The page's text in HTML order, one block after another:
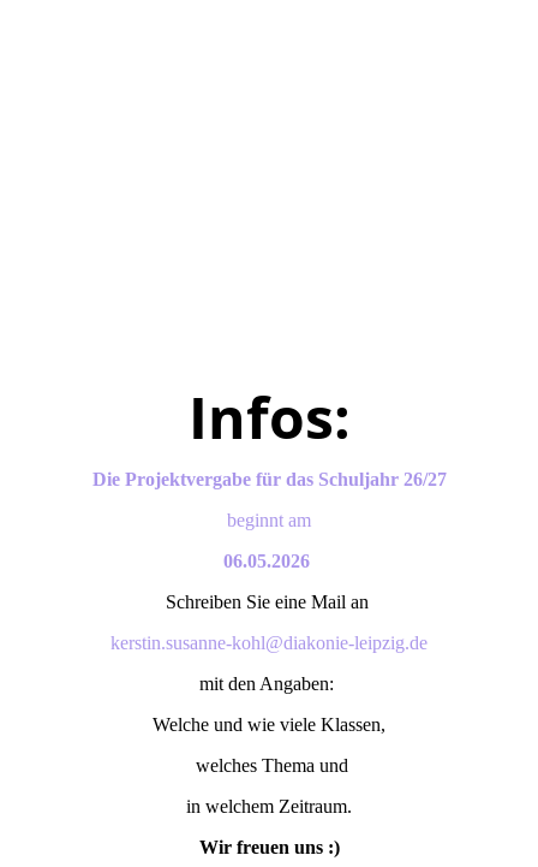
Infos:
Die Projektvergabe für das Schuljahr 26/27
beginnt am
06.05.2026
Schreiben Sie eine Mail an
kerstin.susanne-kohl@diakonie-leipzig.de
mit den Angaben:
Welche und wie viele Klassen,
welches Thema und
in welchem Zeitraum.
Wir freuen uns :)